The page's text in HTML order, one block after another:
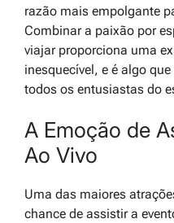
razão mais empolgante
Combinar a paixão por
viajar proporciona uma
inesquecível, e é algo
todos os entusiastas do
A Emoção de
Ao Vivo
Uma das maiores
chance de assistir a